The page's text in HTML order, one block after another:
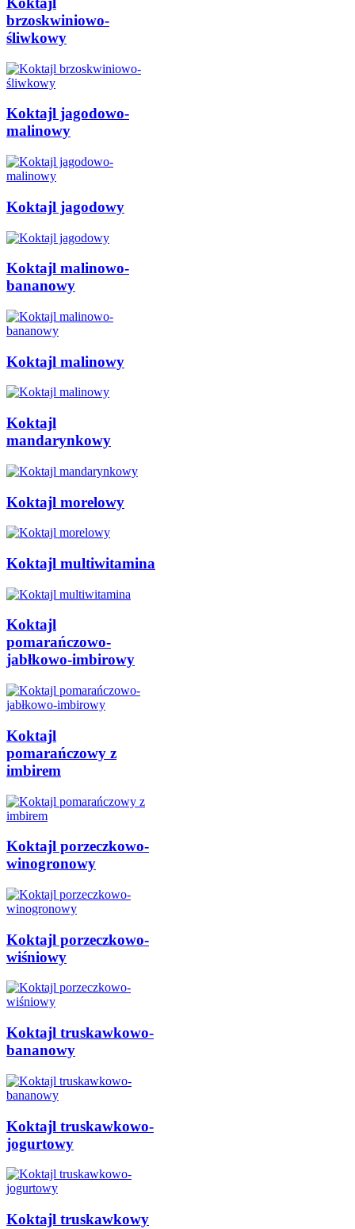
brzoskwiniowo-
śliwkowy
Koktajl jagodowo-
malinowy
Koktajl jagodowy
Koktajl malinowo-
bananowy
Koktajl malinowy
Koktajl
mandarynkowy
Koktajl morelowy
Koktajl multiwitamina
Koktajl
pomarańczowo-
jabłkowo-imbirowy
Koktajl
pomarańczowy z
imbirem
Koktajl porzeczkowo-
winogronowy
Koktajl porzeczkowo-
wiśniowy
Koktajl truskawkowo-
bananowy
Koktajl truskawkowo-
jogurtowy
Koktajl truskawkowy